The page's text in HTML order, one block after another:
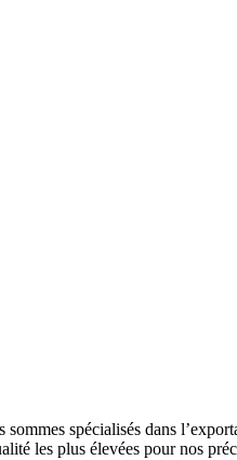
spécialisés dans
les plus élevées pour nos